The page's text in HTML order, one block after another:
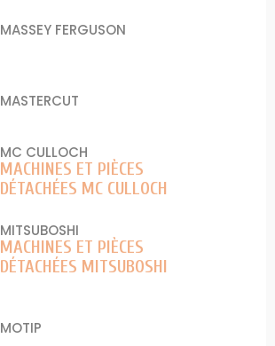
MASSEY FERGUSON
MASTERCUT
MC CULLOCH
MACHINES ET PIÈCES
DÉTACHÉES MC CULLOCH
MITSUBOSHI
MACHINES ET PIÈCES
DÉTACHÉES MITSUBOSHI
MOTIP